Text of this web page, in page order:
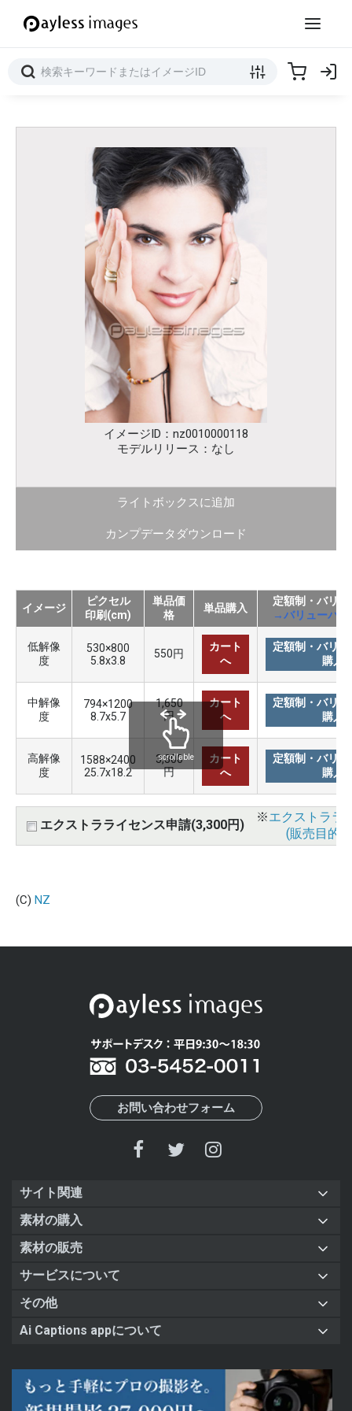
イメージID：nz0010000118
モデルリリース：なし
ライトボックスに追加
カンプデータダウンロード
イメージ
ピクセル
印刷(cm)
単品価
格
単品購入
定額制・バリ
→バリューパッ
低解像
度
530×800
5.8x3.8
550円
カート
へ
定額制・バリ
購入
中解像
度
794×1200
8.7x5.7
1,650
円
カート
へ
定額制・バリ
購入
高解像
度
1588×2400
25.7x18.2
3,300
円
カート
へ
定額制・バリ
購入
エクストラライセンス申請(3,300円)
※エクストララ
(販売目的
scrollable
(C) NZ
お問い合わせフォーム
サイト関連
素材の購入
素材の販売
サービスについて
その他
Ai Captions appについて